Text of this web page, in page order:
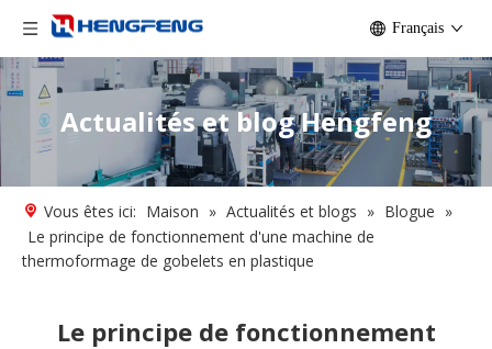
Français
Actualités et blog Hengfeng
Vous êtes ici: Maison » Actualités et blogs » Blogue »
Le principe de fonctionnement d'une machine de
thermoformage de gobelets en plastique
Le principe de fonctionnement